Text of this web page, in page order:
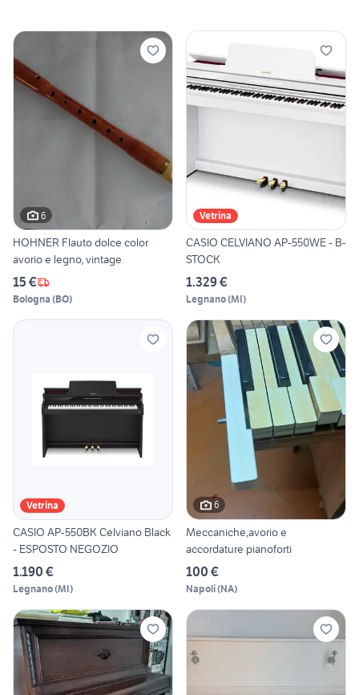
6
HOHNER Flauto dolce color
avorio e legno, vintage
15 €
Bologna (BO)
Vetrina
CASIO CELVIANO AP-550WE - B-
STOCK
1.329 €
Legnano(MI)
Vetrina
CASIO AP-550BK Celviano Black
- ESPOSTO NEGOZIO
1.190 €
Legnano(MI)
6
Meccaniche,avorio e
accordature pianoforti
100 €
Napoli(NA)